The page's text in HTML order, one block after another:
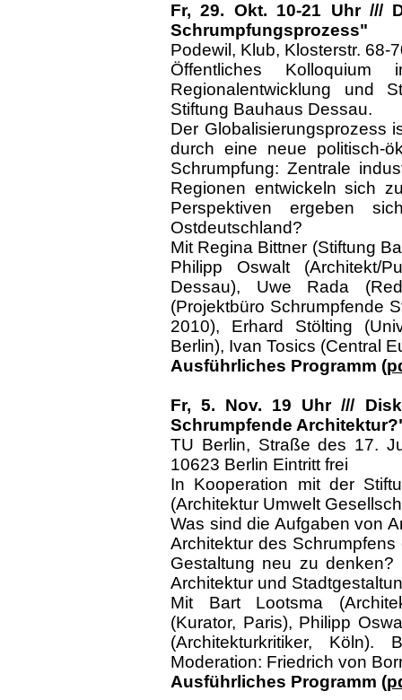
Fr, 29. Okt. 10-21 Uhr ///
Schrumpfungsprozess"
Podewil, Klub, Klosterstr. 68-
Öffentliches
Regionalentwicklung und
Stiftung Bauhaus Dessau.
Der Globalisierungsprozess
durch eine neue politisch-
Schrumpfung: Zentrale
Regionen entwickeln sich
Perspektiven ergeben
Ostdeutschland?
Mit Regina Bittner (Stiftung
Philipp Oswalt (Architekt/
Dessau), Uwe Rada
(Projektbüro Schrumpfende
2010), Erhard Stölting
Berlin), Ivan Tosics (Central
Ausführliches Programm (
Fr, 5. Nov. 19 Uhr ///
Schrumpfende
TU Berlin, Straße des 17.
10623 Berlin Eintritt frei
In Kooperation mit der
(Architektur Umwelt
Was sind die Aufgaben von
Architektur des
Gestaltung neu zu
Architektur und
Mit Bart Lootsma
(Kurator, Paris), Philipp
(Architekturkritiker,
Moderation: Friedrich von
Ausführliches Programm (